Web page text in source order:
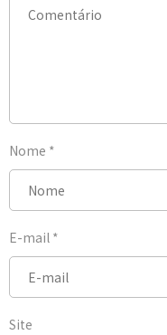
Nome *
E-mail *
Site